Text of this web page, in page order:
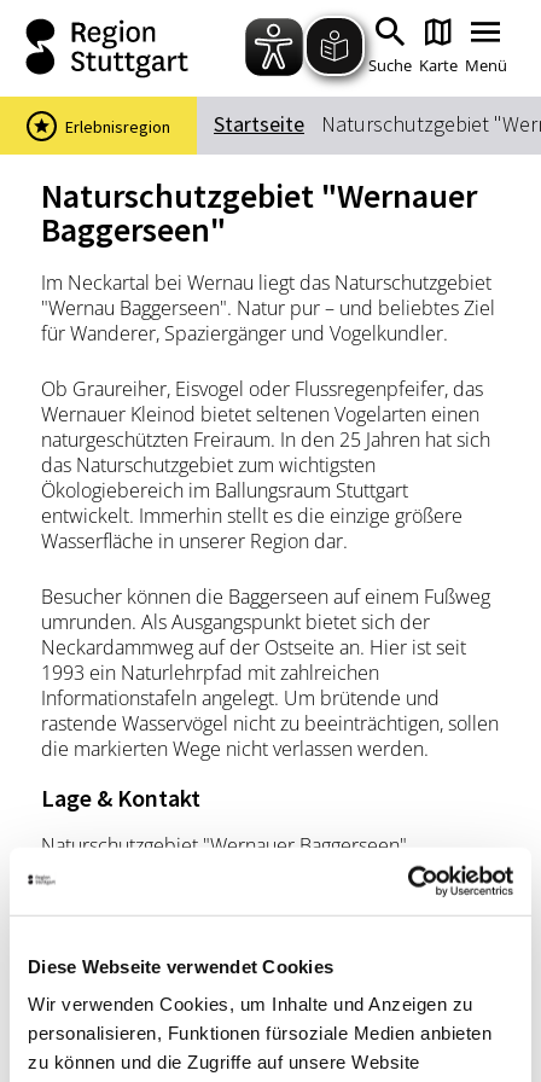
Diese Webseite verwendet Cookies
Wir verwenden Cookies, um Inhalte und Anzeigen zu
personalisieren, Funktionen fürsoziale Medien anbieten
zu können und die Zugriffe auf unsere Website
Zum Hauptinhalt springen
Zur Suche springen
Zur Hauptnavigation
Zum Footer springen
Suche Karte Menü
Suchbegriff
Stadtführungen
Events & Tickets
Ausflugsziele
Erlebnisse
Wein
Radfahren
Wandern
Startseite Naturschutzgebiet
Erlebnisregion
Naturschutzgebiet "Wernauer
Baggerseen"
Im Neckartal bei Wernau liegt das Naturschutzgebiet
"Wernau Baggerseen". Natur pur – und beliebtes Ziel
für Wanderer, Spaziergänger und Vogelkundler.
Ob Graureiher, Eisvogel oder Flussregenpfeifer, das
Wernauer Kleinod bietet seltenen Vogelarten einen
naturgeschützten Freiraum. In den 25 Jahren hat sich
das Naturschutzgebiet zum wichtigsten
Ökologiebereich im Ballungsraum Stuttgart
entwickelt. Immerhin stellt es die einzige größere
Wasserfläche in unserer Region dar.
Besucher können die Baggerseen auf einem Fußweg
umrunden. Als Ausgangspunkt bietet sich der
Neckardammweg auf der Ostseite an. Hier ist seit
1993 ein Naturlehrpfad mit zahlreichen
Informationstafeln angelegt. Um brütende und
rastende Wasservögel nicht zu beeinträchtigen, sollen
die markierten Wege nicht verlassen werden.
Lage & Kontakt
Naturschutzgebiet "Wernauer Baggerseen"
73249 Wernau am Neckar
Planen Sie Ihre Anreise
Fahrplanauskunft des VVS
Deutsche Bahn AG